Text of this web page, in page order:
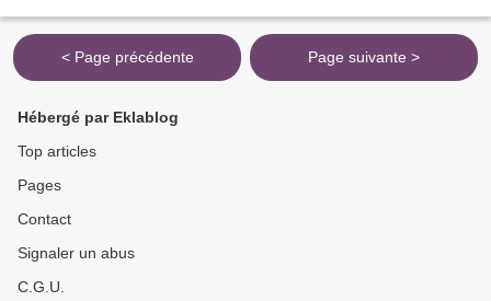
< Page précédente Page suivante >
Hébergé par Eklablog
Top articles
Pages
Contact
Signaler un abus
C.G.U.